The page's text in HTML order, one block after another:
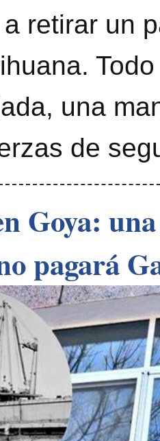
retirar un
una
de
Goya:
pagará